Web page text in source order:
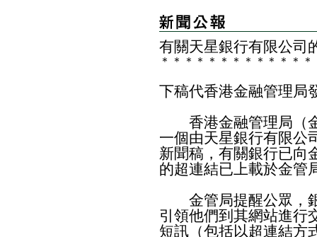
有關天星銀行有限公司
＊ ＊ ＊ ＊ ＊ ＊ ＊ ＊ ＊ ＊ ＊ ＊ ＊
下稿代香港金融管理局
香港金融管理局（金
一個由天星銀行有限公
新聞稿，有關銀行已向
的超連結已上載於金管
金管局提醒公眾，銀
引領他們到其網站進行
短訊（包括以超連結方